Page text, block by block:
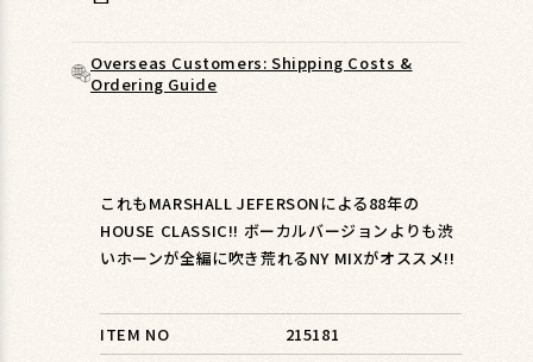
Overseas Customers: Shipping Costs &
Ordering Guide
これもMARSHALL JEFERSONによる88年の
HOUSE CLASSIC!! ボーカルバージョンよりも渋
いホーンが全編に吹き荒れるNY MIXがオススメ!!
ITEM NO
215181